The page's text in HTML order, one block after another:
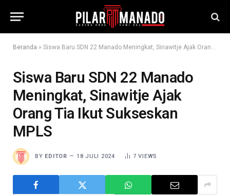
Beranda » Siswa Baru SDN 22 Manado Meningkat, Sinawitje Ajak Orang Tia Ikut Sukseskan MPLS
Siswa Baru SDN 22 Manado
Meningkat, Sinawitje Ajak
Orang Tia Ikut Sukseskan
MPLS
BY EDITOR 18 JULI 2024 7VIEWS